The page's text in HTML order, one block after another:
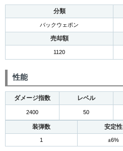
分類
バックウェポン
売却額
1120
性能
ダメージ指数 レベル
2400 50
装弾数 安定性
1 ±6%